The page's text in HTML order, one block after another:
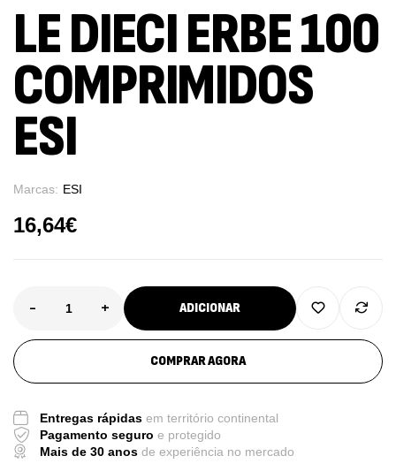
LE DIECI ERBE 100
COMPRIMIDOS
ESI
Marcas: ESI
16,64€
- + ADICIONAR
COMPRAR AGORA
Entregas rápidas em território continental
Pagamento seguro e protegido
Mais de 30 anos de experiência no mercado